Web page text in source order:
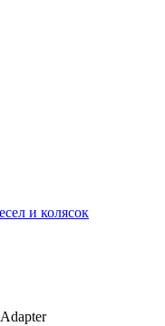
и колясок